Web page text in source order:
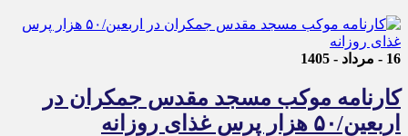
16 - مرداد - 1405
کارنامه موکب مسجد مقدس جمکران در
اربعین/۵۰ هزار پرس غذای روزانه